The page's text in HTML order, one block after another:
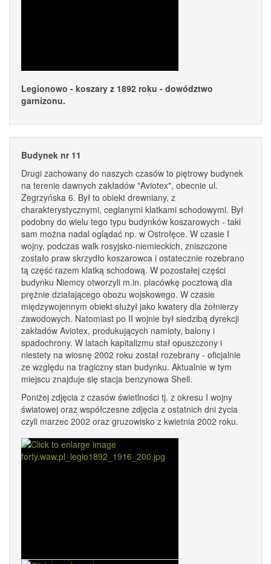
Legionowo - koszary z 1892 roku - dowództwo
garnizonu.
Budynek nr 11
Drugi zachowany do naszych czasów to piętrowy budynek
na terenie dawnych zakładów "Aviotex", obecnie ul.
Zegrzyńska 6. Był to obiekt drewniany, z
charakterystycznymi, ceglanymi klatkami schodowymi. Był
podobny do wielu tego typu budynków koszarowych - taki
sam można nadal oglądać np. w Ostrołęce. W czasie I
wojny, podczas walk rosyjsko-niemieckich, zniszczone
zostało praw skrzydło koszarowca i ostatecznie rozebrano
tą część razem klatką schodową. W pozostałej części
budynku Niemcy otworzyli m.in. placówkę pocztową dla
prężnie działającego obozu wojskowego. W czasie
międzywojennym obiekt służył jako kwatery dla żołnierzy
zawodowych. Natomiast po II wojnie był siedzibą dyrekcji
zakładów Aviotex, produkujących namioty, balony i
spadochrony. W latach kapitalizmu stał opuszczony i
niestety na wiosnę 2002 roku został rozebrany - oficjalnie
ze względu na tragiczny stan budynku. Aktualnie w tym
miejscu znajduje się stacja benzynowa Shell.
Poniżej zdjęcia z czasów świetlności tj. z okresu I wojny
światowej oraz współczesne zdjęcia z ostatnich dni życia
czyli marzec 2002 oraz gruzowisko z kwietnia 2002 roku.